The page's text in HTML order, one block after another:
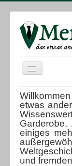
Toggle
Navigation
Titelseite
Portraits
Accessoires
Garderobe
Mobilität
etwas
einiges
und